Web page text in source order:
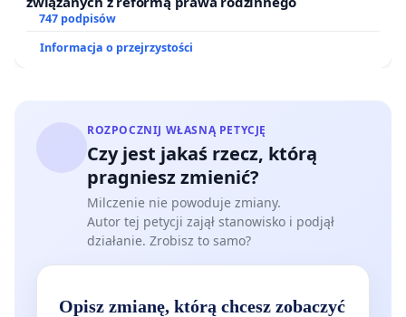
747 podpisów
Informacja o przejrzystości
ROZPOCZNIJ WŁASNĄ PETYCJĘ
Czy jest jakaś rzecz, którą
pragniesz zmienić?
Milczenie nie powoduje zmiany.
Autor tej petycji zajął stanowisko i podjął
działanie. Zrobisz to samo?
Opisz zmianę, którą chcesz zobaczyć